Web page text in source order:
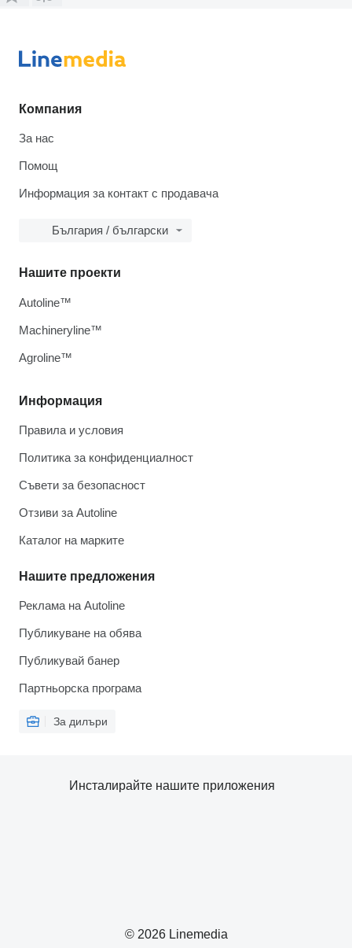
Компания
За нас
Помощ
Информация за контакт с продавача
България / български
Информация
Правила и условия
Политика за конфиденциалност
Съвети за безопасност
Отзиви за Autoline
Каталог на марките
Нашите предложения
Реклама на Autoline
Публикуване на обява
Публикувай банер
Партньорска програма
За дилъри
Нашите проекти
Autoline™
Machineryline™
Agroline™
© 2026 Linemedia
Инсталирайте нашите приложения